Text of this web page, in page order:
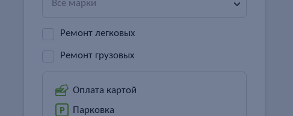
Все марки
Ремонт легковых
Ремонт грузовых
Оплата картой
Парковка